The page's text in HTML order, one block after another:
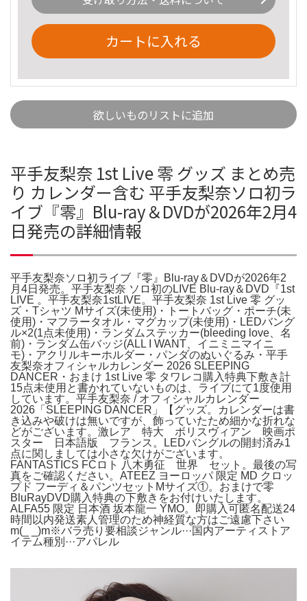
カートに入れる
欲しいものリストに追加
平手友梨奈 1st Live 零 グッズ まとめ売
り カレンダー含む 平手友梨奈ソロ初ラ
イブ『零』Blu-ray＆DVDが2026年2月4
日発売の詳細情報
平手友梨奈ソロ初ライブ『零』Blu-ray＆DVDが2026年2
月4日発売。平手友梨奈 ソロ初のLIVE Blu-ray＆DVD『1st
LIVE 。平手友梨奈1stLIVE。平手友梨奈 1st Live 零 グッ
ズ・Tシャツ Mサイズ(未使用)・トートバッグ・ポーチ(未
使用)・マフラータオル・マグカップ(未使用)・LEDバング
ル×2(1点未使用)・ランダムステッカー(bleeding love、名
前)・ランダム缶バッジ(ALL I WANT、イニミニマイニ
モ)・アクリルキーホルダー・パンダのぬいぐるみ・平手
友梨奈オフィシャルカレンダー 2026 SLEEPING
DANCER・おまけ 1st Live 零 タワレコ購入特典下敷き計
15点未使用と書かれていないものは、ライブにて1度使用
しています。平手友梨奈 / オフィシャルカレンダー
2026「SLEEPING DANCER」【グッズ。カレンダーは書
き込みや破けは無いですが、飾っていたため細かな折れな
どがございます。激レア 特大 ボリスヴィアン 映画ポ
スター 日本語版 フランス。LEDバングルの開封済み1
点に関しましては小さな欠けがございます。
FANTASTICS FCロト 八木勇征 世界 セット。最後の写
真をご確認ください。ATEEZ ヨーロッパ 限定 MD クロッ
プド フーディ＆パンツセットMサイズ①。おまけで零
BluRayDVD購入特典の下敷きをお付けいたします。
ALFA55 限定 日本酒 坂本龍一 YMO。即購入可匿名配送24
時間以内発送素人管理のため神経質な方はご遠慮下さい
m(_ _)m※バラ売り要相談ジャンル···国内アーティストア
イテム種別···アパレル